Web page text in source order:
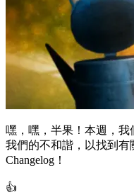
嘿，嘿，半果！本週，
我們的不和諧，以找到
Changelog！
👍